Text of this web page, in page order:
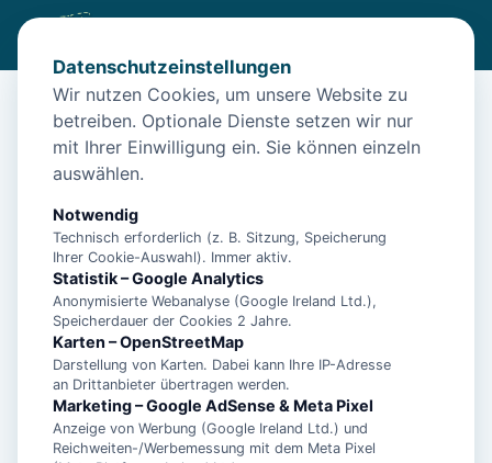
/Unterkünfte /Borkum/
"Entspannen und Wohlfühlen im Meeuw Haus Marrakesch – Ihr
Urlaubstraum!"
"Entspannen und Wohlfühlen im
Meeuw Haus Marrakesch – Ihr
Urlaubstraum!"
26757 Borkum
Datenschutzeinstellungen
Wir nutzen Cookies, um unsere Website zu
betreiben. Optionale Dienste setzen wir nur
mit Ihrer Einwilligung ein. Sie können einzeln
auswählen.
Notwendig
Technisch erforderlich (z. B. Sitzung, Speicherung
Ihrer Cookie-Auswahl). Immer aktiv.
Statistik – Google Analytics
Anonymisierte Webanalyse (Google Ireland Ltd.),
Speicherdauer der Cookies 2 Jahre.
Karten – OpenStreetMap
Darstellung von Karten. Dabei kann Ihre IP-Adresse
an Drittanbieter übertragen werden.
Marketing – Google AdSense & Meta Pixel
Anzeige von Werbung (Google Ireland Ltd.) und
Reichweiten-/Werbemessung mit dem Meta Pixel